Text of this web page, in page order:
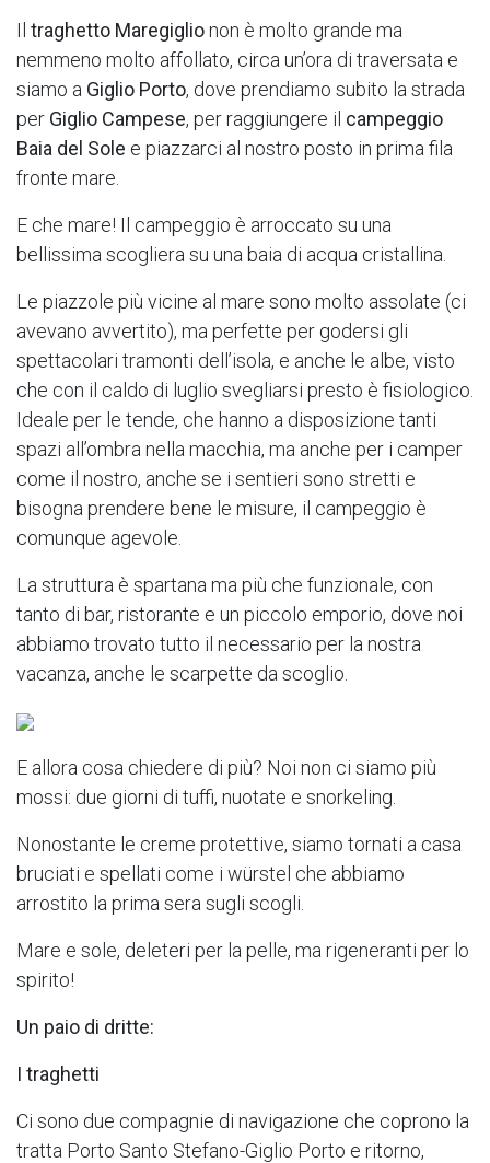
Il traghetto Maregiglionon è molto grande ma
nemmeno molto affollato, circa un’ora di traversata e
siamo a Giglio Porto, dove prendiamo subito la strada
per Giglio Campese, per raggiungere il campeggio
Baia del Sole e piazzarci al nostro posto in prima fila
fronte mare.
E che mare! Il campeggio è arroccato su una
bellissima scogliera su una baia di acqua cristallina.
Le piazzole più vicine al mare sono molto assolate (ci
avevano avvertito), ma perfette per godersi gli
spettacolari tramonti dell’isola, e anche le albe, visto
che con il caldo di luglio svegliarsi presto è fisiologico.
Ideale per le tende, che hanno a disposizione tanti
spazi all’ombra nella macchia, ma anche per i camper
come il nostro, anche se i sentieri sono stretti e
bisogna prendere bene le misure, il campeggio è
comunque agevole.
La struttura è spartana ma più che funzionale, con
tanto di bar, ristorante e un piccolo emporio, dove noi
abbiamo trovato tutto il necessario per la nostra
vacanza, anche le scarpette da scoglio.
E allora cosa chiedere di più? Noi non ci siamo più
mossi: due giorni di tuffi, nuotate e snorkeling.
Nonostante le creme protettive, siamo tornati a casa
bruciati e spellati come i würstel che abbiamo
arrostito la prima sera sugli scogli.
Mare e sole, deleteri per la pelle, ma rigeneranti per lo
spirito!
Un paio di dritte:
I traghetti
Ci sono due compagnie di navigazione che coprono la
tratta Porto Santo Stefano-Giglio Porto e ritorno,